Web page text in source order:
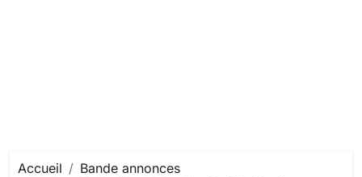
Accueil
Bande annonces